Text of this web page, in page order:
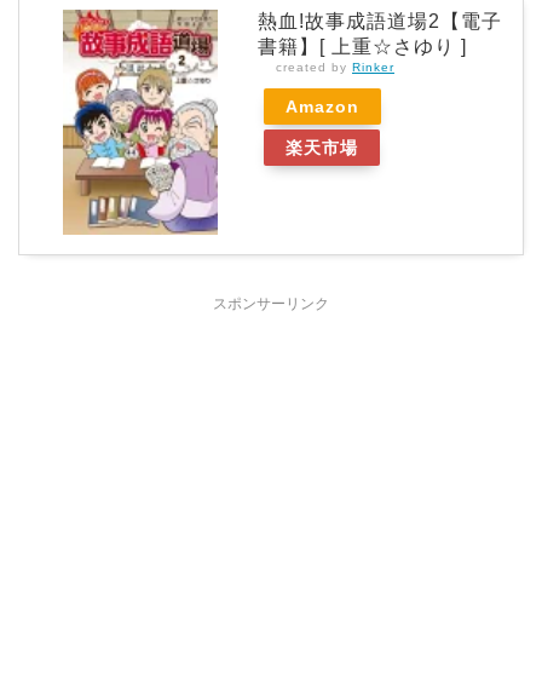
熱血!故事成語道場2【電子
書籍】[ 上重☆さゆり ]
created by Rinker
Amazon
楽天市場
スポンサーリンク